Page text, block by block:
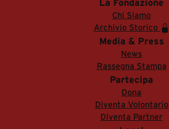
La Fondazione
Chi Siamo
Archivio Storico
Media & Press
News
Rassegna Stampa
Partecipa
Dona
Diventa Volontario
Diventa Partner